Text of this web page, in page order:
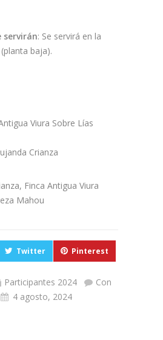
servirán: Se servirá en la
baja).
Viura Sobre Lías
Crianza
Finca Antigua Viura
Mahou
Twitter Pinterest
Participantes 2024
Con
4 agosto, 2024